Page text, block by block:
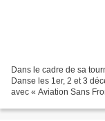
Dans le cadre de sa
Danse les 1er, 2 et 3
avec « Aviation Sans